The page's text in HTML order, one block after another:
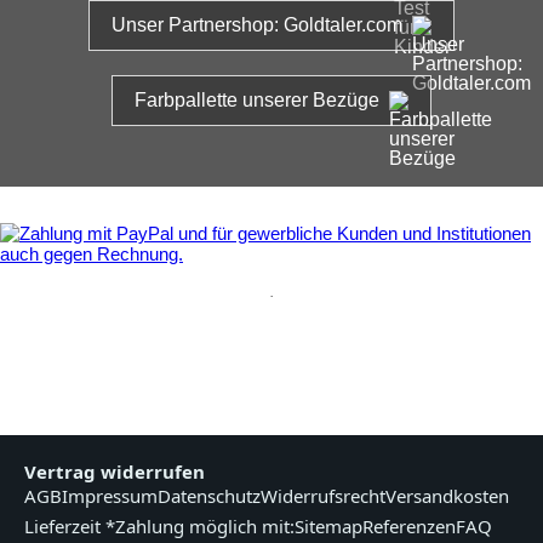
Unser Partnershop: Goldtaler.com
Farbpallette unserer Bezüge
Vertrag widerrufen
AGBImpressumDatenschutzWiderrufsrechtVersandkosten
Lieferzeit *Zahlung möglich mit:SitemapReferenzenFAQ